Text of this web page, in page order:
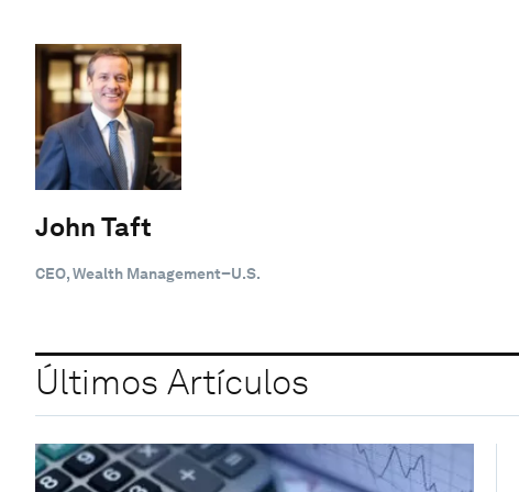
John Taft
CEO, Wealth Management–U.S.
Últimos Artículos